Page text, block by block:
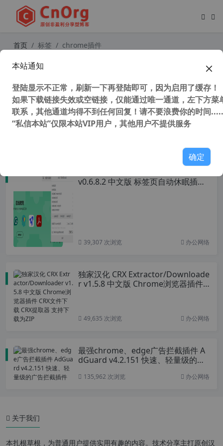
首页 标签 chrome插件
3.1中文版 Chrome浏览器插件
v0.6.8.2 中文版 标签页自动休眠插件
39,307 次浏览 办公网络
独家汉化 CRX Extractor/Downloade
r v1.5.8 中文版 Chrome浏览器插件
49,635 次浏览 办公网络
最强chrome、edge广告拦截插件 A
dGuard v4.2.151 快速、轻量级的广
135,962 次浏览 办公网络
关于我们
本扎根草根，为普通用户提供实用有趣的内容。技术分享主打原创汉
本站通知
登陆显示不正常，刷新一下再登陆即可，因为启用了缓存！
如果下载链接失效或空链接，仅能通过唯一通道，左下方菜
联系，其他通道均得不到任何回复！请不要浪费你的时间
“私信本站”仅限本站VIP用户，其他用户不提供服务
确定